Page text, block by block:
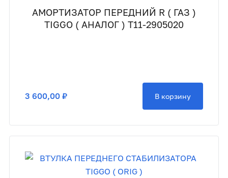
АМОРТИЗАТОР ПЕРЕДНИЙ R ( ГАЗ )
TIGGO ( АНАЛОГ ) T11-2905020
3 600,00 ₽ В корзину